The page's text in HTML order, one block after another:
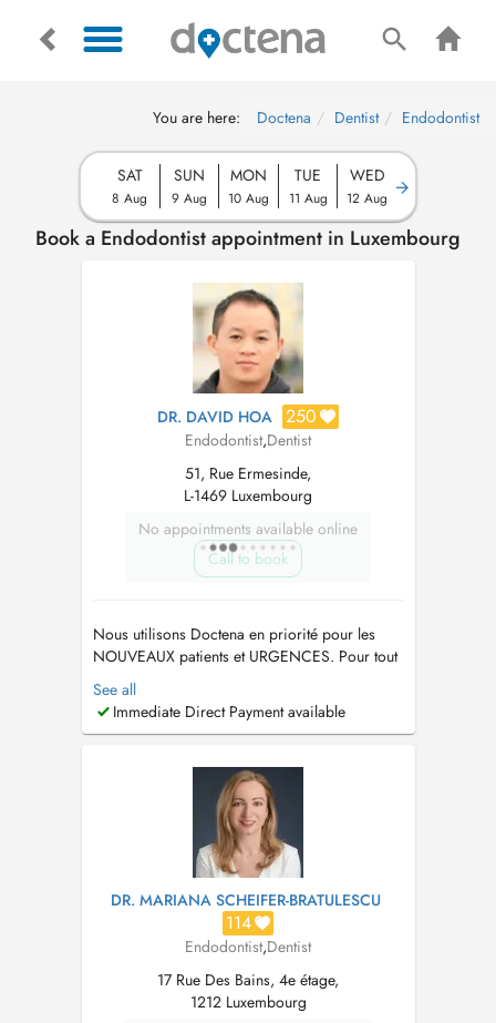
You are here: Doctena Dentist Endodontist
SAT
8 Aug
SUN
9 Aug
MON
10 Aug
TUE
11 Aug
WED
12 Aug
Book a Endodontist appointment in Luxembourg
DR. DAVID HOA 250
Endodontist,Dentist
51, Rue Ermesinde,
L-1469 Luxembourg
No appointments available online
Call to book
Nous utilisons Doctena en priorité pour les
NOUVEAUX patients et URGENCES. Pour tout
autre demande il est très fortement
recommandé de nous appeler directement au
225088 ou surdavidhoa@drhoa-dentiste.lu
See all
Immediate Direct Payment available
DR. MARIANA SCHEIFER-BRATULESCU
114
Endodontist,Dentist
17 Rue Des Bains, 4e étage,
1212 Luxembourg